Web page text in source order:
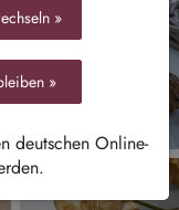
»
»
deutschen Online-